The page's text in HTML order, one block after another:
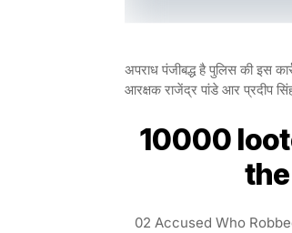
अपराध पंजीबद्ध है पुलिस की इस
आरक्षक राजेंद्र पांडे आर प्रदीप
10000
02 Accused Who